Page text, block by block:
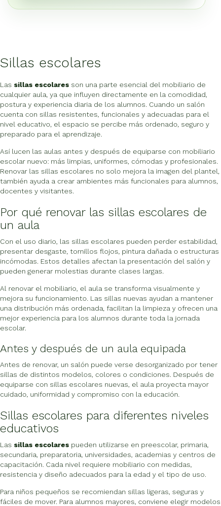
Sillas escolares
Las sillas escolares son una parte esencial del mobiliario de
cualquier aula, ya que influyen directamente en la comodidad,
postura y experiencia diaria de los alumnos. Cuando un salón
cuenta con sillas resistentes, funcionales y adecuadas para el
nivel educativo, el espacio se percibe más ordenado, seguro y
preparado para el aprendizaje.
Así lucen las aulas antes y después de equiparse con mobiliario
escolar nuevo: más limpias, uniformes, cómodas y profesionales.
Renovar las sillas escolares no solo mejora la imagen del plantel,
también ayuda a crear ambientes más funcionales para alumnos,
docentes y visitantes.
Por qué renovar las sillas escolares de
un aula
Con el uso diario, las sillas escolares pueden perder estabilidad,
presentar desgaste, tornillos flojos, pintura dañada o estructuras
incómodas. Estos detalles afectan la presentación del salón y
pueden generar molestias durante clases largas.
Al renovar el mobiliario, el aula se transforma visualmente y
mejora su funcionamiento. Las sillas nuevas ayudan a mantener
una distribución más ordenada, facilitan la limpieza y ofrecen una
mejor experiencia para los alumnos durante toda la jornada
escolar.
Antes y después de un aula equipada
Antes de renovar, un salón puede verse desorganizado por tener
sillas de distintos modelos, colores o condiciones. Después de
equiparse con sillas escolares nuevas, el aula proyecta mayor
cuidado, uniformidad y compromiso con la educación.
Sillas escolares para diferentes niveles
educativos
Las sillas escolares pueden utilizarse en preescolar, primaria,
secundaria, preparatoria, universidades, academias y centros de
capacitación. Cada nivel requiere mobiliario con medidas,
resistencia y diseño adecuados para la edad y el tipo de uso.
Para niños pequeños se recomiendan sillas ligeras, seguras y
fáciles de mover. Para alumnos mayores, conviene elegir modelos